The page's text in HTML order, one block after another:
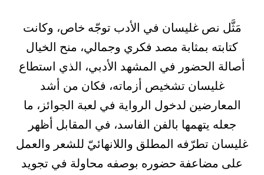
مَثَّل نص غليسان في الأدب توجّه خاص، وكانت
كتابته بمثابة مصد فكري وجمالي، منح الخيال
أصالة الحضور في المشهد الأدبي، الذي استطاع
غليسان تشخيص أزماته، فكان من أشد
المعارضين لدخول الرواية في لعبة الجوائز، ما
جعله يتهمها بالفن الفاسد، في المقابل أظهر
غليسان تطرّفه المطلق واللانهائيّ للشعر والعمل
على مضاعفة حضوره بوصفه محاولة في تجويد